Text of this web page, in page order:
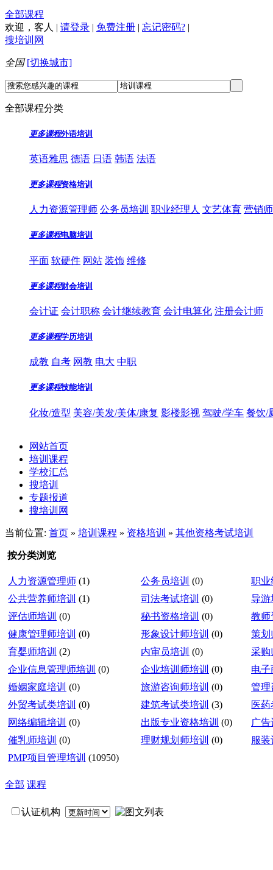
全部课程
欢迎， 客人 | 请登录 | 免费注册 | 忘记密码? |
搜培训网
全国 [切换城市]
全部课程分类
更多课程外语培训
英语雅思 德语 日语 韩语 法语
更多课程资格培训
人力资源管理师 公务员培训 职业经理人 文艺体育 营销
更多课程电脑培训
平面 软硬件 网站 装饰 维修
更多课程财会培训
会计证 会计职称 会计继续教育 会计电算化 注册会计师
更多课程学历培训
成教 自考 网教 电大 中职
更多课程技能培训
化妆/造型 美容/美发/美体/康复 影楼影视 驾驶/学车 餐饮/
网站首页
培训课程
学校汇总
搜培训
专题报道
搜培训网
当前位置: 首页 » 培训课程 » 资格培训 » 其他资格考试培训
按分类浏览
人力资源管理师 (1) 公务员培训 (0)
职业
公共营养师培训 (1) 司法考试培训 (0)
导游
评估师培训 (0) 秘书资格培训 (0)
教师
健康管理师培训 (0) 形象设计师培训 (0)
策划
育婴师培训 (2) 内审员培训 (0)
采购
企业信息管理师培训 (0) 企业培训师培训 (0)
电子
婚姻家庭培训 (0) 旅游咨询师培训 (0)
管理
外贸考试类培训 (0) 建筑考试类培训 (3)
医
网络编辑培训 (0) 出版专业资格培训 (0)
广
催乳师培训 (0) 理财规划师培训 (0)
服
PMP项目管理培训 (10950)
全部 课程
认证机构